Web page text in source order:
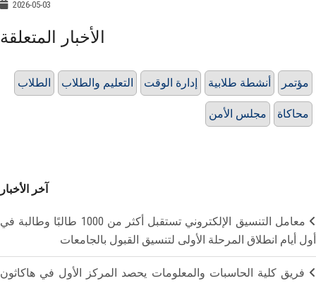
2026-05-03
الأخبار المتعلقة
الطلاب التعليم والطلاب إدارة الوقت أنشطة طلابية مؤتمر
مجلس الأمن محاكاة
آخر الأخبار
معامل التنسيق الإلكتروني تستقبل أكثر من 1000 طالبًا وطالبة في
أول أيام انطلاق المرحلة الأولى لتنسيق القبول بالجامعات
فريق كلية الحاسبات والمعلومات يحصد المركز الأول في هاكاثون